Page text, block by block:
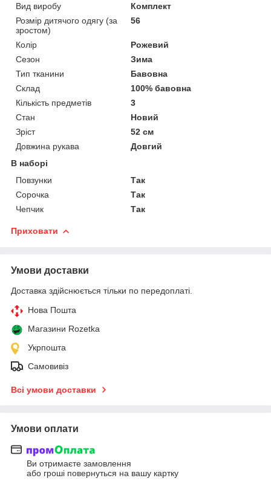
Вид виробу
Комплект
Розмір дитячого одягу (за
зростом)
56
Колір
Рожевий
Сезон
Зима
Тип тканини
Бавовна
Склад
100% бавовна
Кількість предметів
3
Стан
Новий
Зріст
52 см
Довжина рукава
Довгий
В наборі
Повзунки
Так
Сорочка
Так
Чепчик
Так
Приховати
Умови доставки
Доставка здійснюється тільки по передоплаті.
Нова Пошта
Магазини Rozetka
Укрпошта
Самовивіз
Всі умови доставки
Умови оплати
Ви отримаєте замовлення
або гроші повернуться на вашу картку